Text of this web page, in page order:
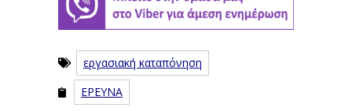
εργασιακή καταπόνηση
ΕΡΕΥΝΑ